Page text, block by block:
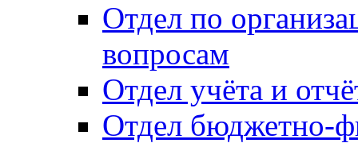
Отдел по
вопросам
Отдел учёта и
Отдел бюджетно-